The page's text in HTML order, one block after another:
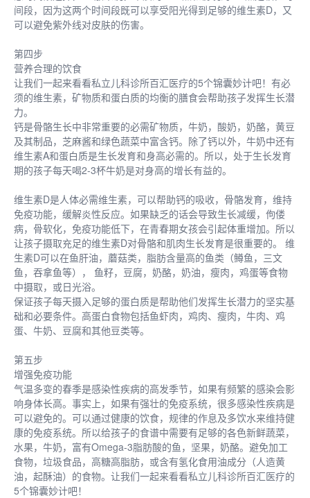
间段，因为这两个时间段既可以享受阳光得到足够的维生素D，又
可以避免紫外线对皮肤的伤害。
第四步
营养合理的饮食
让我们一起来看看私立儿科诊所百汇医疗的5个锦囊妙计吧！有必
须的维生素，矿物质和蛋白质的均衡的膳食会帮助孩子发挥生长潜
力。
钙是骨骼生长中非常重要的必需矿物质，牛奶，酸奶，奶酪，黄豆
及其制品，芝麻酱和绿色蔬菜中富含钙。除了钙以外，牛奶中还有
维生素A和蛋白质是生长发育和身高必需的。所以，处于生长发育
期的孩子每天喝2-3杯牛奶是对身高的增长有益的。
维生素D是人体必需维生素，可以帮助钙的吸收，骨骼发育，维持
免疫功能，缓解炎性反应。如果缺乏的话会导致生长减缓，佝偻
病，骨软化，免疫功能低下，在青春期女孩会引起体重增加。所以
让孩子摄取充足的维生素D对骨骼和肌肉生长发育是很重要的。 维
生素D可以在鱼肝油，蘑菇类，脂肪含量高的鱼类（鳟鱼，三文
鱼，吞拿鱼等）， 鱼籽，豆腐，奶酪，奶油，瘦肉，鸡蛋等食物
中摄取，或日光浴。
保证孩子每天摄入足够的蛋白质是帮助他们发挥生长潜力的坚实基
础和必要条件。高蛋白食物包括鱼虾肉，鸡肉、瘦肉，牛肉、鸡
蛋、牛奶、豆腐和其他豆类等。
第五步
增强免疫功能
气温多变的春季是感染性疾病的高发季节，如果有频繁的感染会影
响身体长高。事实上，如果有强壮的免疫系统，很多感染性疾病是
可以避免的。可以通过健康的饮食，规律的作息及多饮水来维持健
康的免疫系统。所以给孩子的食谱中需要有足够的各色新鲜蔬菜，
水果，牛奶，富有Omega-3脂肪酸的鱼，坚果，奶酪。避免加工
食物，垃圾食品，高糖高脂肪，或含有氢化食用油成分（人造黄
油，起酥油）的食物。让我们一起来看看私立儿科诊所百汇医疗的
5个锦囊妙计吧！